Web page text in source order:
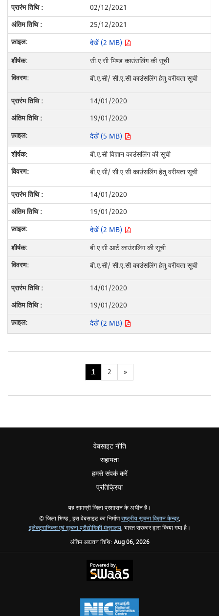
02/12/2021
25/12/2021
देखें (2 MB)
सी.ए.सी भिण्ड काउंसलिंग की सूची
बी.ए.सी/ सी.ए.सी काउंसलिंग हेतु वरीयता सूची
14/01/2020
19/01/2020
देखें (5 MB)
बी.ए.सी विज्ञान काउंसलिंग की सूची
बी.ए.सी/ सी.ए.सी काउंसलिंग हेतु वरीयता सूची
14/01/2020
19/01/2020
देखें (2 MB)
बी.ए.सी आर्ट काउंसलिंग की सूची
बी.ए.सी/ सी.ए.सी काउंसलिंग हेतु वरीयता सूची
14/01/2020
19/01/2020
देखें (2 MB)
1 2 »
वेबसाइट नीति
सहायता
हमसे संपर्क करें
प्रतिक्रिया
यह सामग्री जिला प्रशासन के अधीन है।
© जिला भिण्ड , इस वेबसाइट का निर्माणराष्ट्रीय सूचना विज्ञान केन्द्र,
इलेक्ट्रानिक्स एवं सूचना प्रौद्योगिकी मंत्रालय, भारत सरकार द्वारा किया गया है।
अंतिम अद्यतन तिथि: Aug 06, 2026